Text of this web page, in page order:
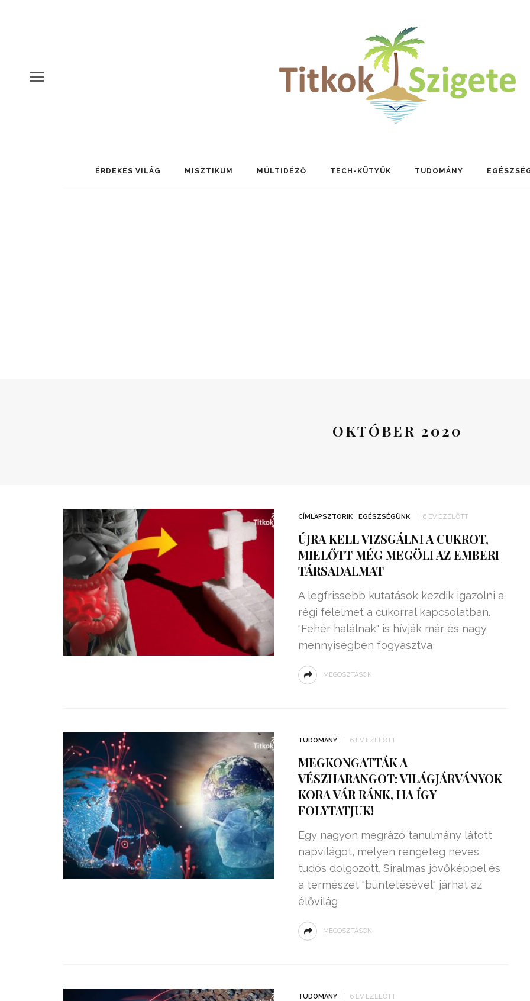
ÉRDEKES VILÁG MISZTIKUM MÚLTIDÉZŐ TECH-KÜTYÜK TUDOMÁNY
OKTÓBER 2020
CÍMLAPSZTORIK EGÉSZSÉGÜNK 6 ÉV EZELŐTT
ÚJRA KELL VIZSGÁLNI A CUKROT,
MIELŐTT MÉG MEGÖLI AZ EMBERI
TÁRSADALMAT
A legfrissebb kutatások kezdik igazolni a
régi félelmet a cukorral kapcsolatban.
"Fehér halálnak" is hívják már és nagy
mennyiségben fogyasztva
MEGOSZTÁSOK
TUDOMÁNY 6 ÉV EZELŐTT
MEGKONGATTÁK A
VÉSZHARANGOT: VILÁGJÁRVÁNYOK
KORA VÁR RÁNK, HA ÍGY
FOLYTATJUK!
Egy nagyon megrázó tanulmány látott
napvilágot, melyen rengeteg neves
tudós dolgozott. Siralmas jövőképpel és
a természet "büntetésével" járhat az
élővilág
MEGOSZTÁSOK
TUDOMÁNY 6 ÉV EZELŐTT
99,13%-OS HATÉKONYSÁGGAL
NULLÁZZA AZ ÁRAMSZÁMLÁT
EZ A MOTOR!
HÁROM DIÁK: VÉGTELEN
ENERGIÁT
TERMELHETNÉNEK A
FEKVŐRENDŐRÖK!